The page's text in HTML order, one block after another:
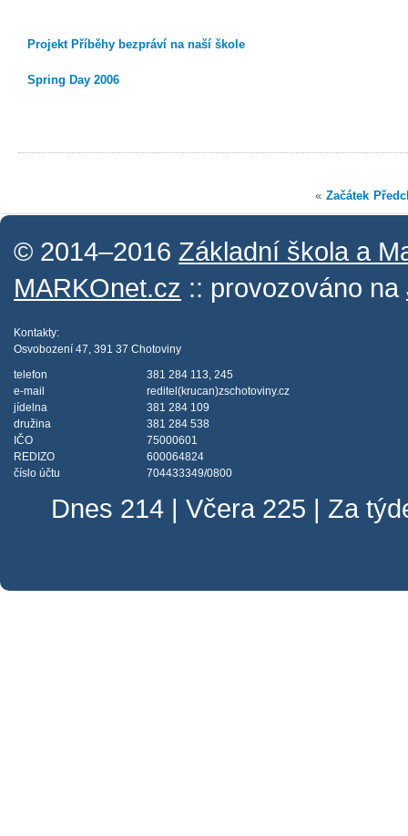
Projekt Příběhy bezpráví na naší škole
Spring Day 2006
« Začátek
© 2014–2016 Základní škola a
MARKOnet.cz :: provozováno na
Kontakty:
Osvobození 47, 391 37 Chotoviny
telefon
381 284 113, 245
e-mail
reditel(krucan)zschotoviny.cz
jídelna
381 284 109
družina
381 284 538
IČO
75000601
REDIZO
600064824
číslo účtu
704433349/0800
Dnes 214 | Včera 225 | Za